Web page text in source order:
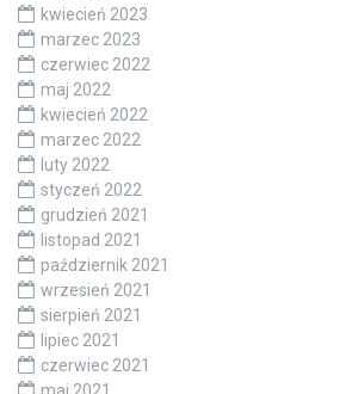
kwiecień 2023
marzec 2023
czerwiec 2022
maj 2022
kwiecień 2022
marzec 2022
luty 2022
styczeń 2022
grudzień 2021
listopad 2021
październik 2021
wrzesień 2021
sierpień 2021
lipiec 2021
czerwiec 2021
maj 2021